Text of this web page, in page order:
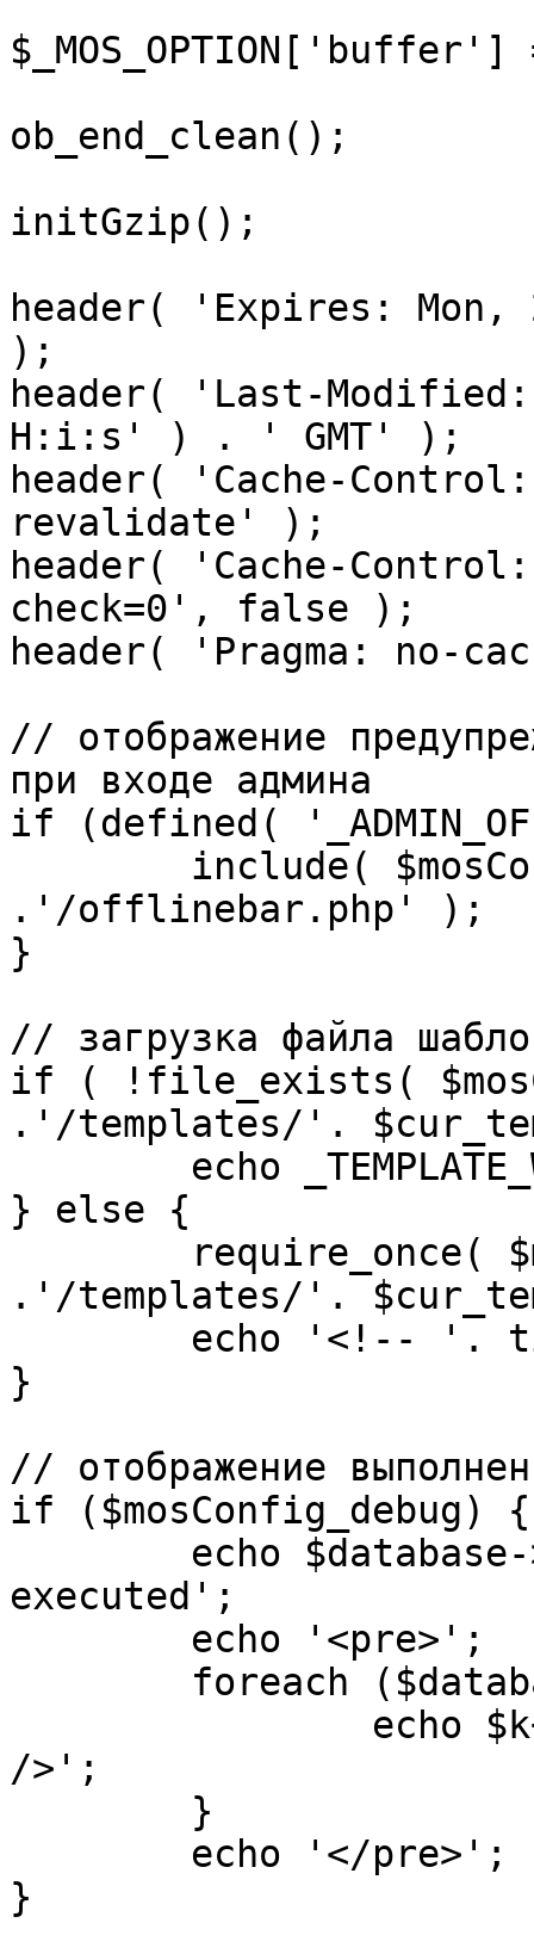
ob_end_clean();
initGzip();
header( 'Expires: Mon,
);
header( 'Last-
H:i:s' ) . ' GMT' );
header( 'Cache-
revalidate' );
header( 'Cache-
check=0', false );
header( 'Pragma: no-
// отображение
при входе админа
if (defined(
.'/offlinebar.php' );
}
// загрузка файла
if ( !file_exists(
.'/templates/'.
} else {
.'/templates/'.
}
// отображение
if ($mosConfig_debug) {
executed';
/>';
}